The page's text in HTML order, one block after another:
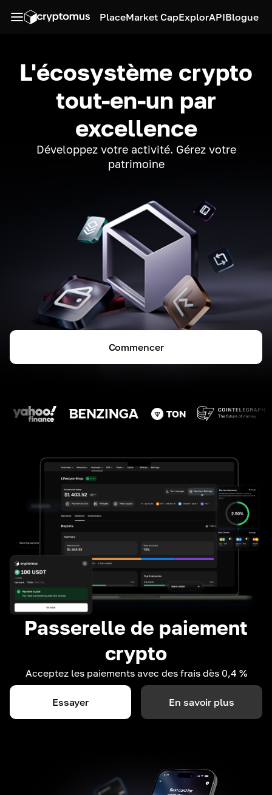
PlaceMarket CapExplorAPIBlogue
L'écosystème crypto
tout-en-un par
excellence
Développez votre activité. Gérez votre
patrimoine
Commencer
Passerelle de paiement
crypto
Acceptez les paiements avec des frais dès 0,4 %
Essayer En savoir plus